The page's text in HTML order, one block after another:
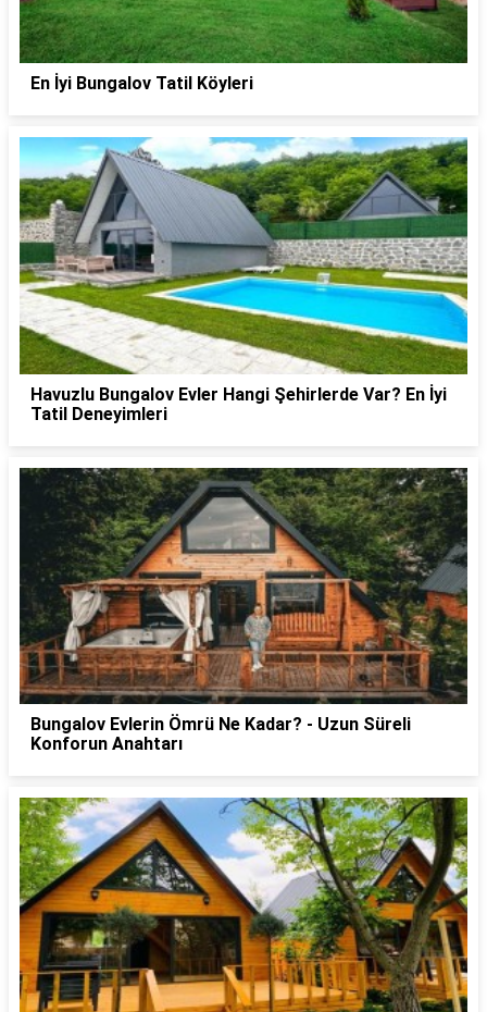
En İyi Bungalov Tatil Köyleri
Havuzlu Bungalov Evler Hangi Şehirlerde Var? En İyi
Tatil Deneyimleri
Bungalov Evlerin Ömrü Ne Kadar? - Uzun Süreli
Konforun Anahtarı